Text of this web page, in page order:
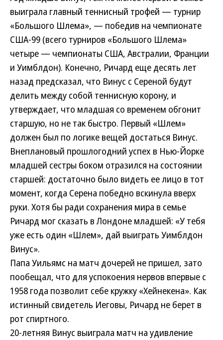
выиграла главный теннисный трофей — турнир
«Большого Шлема», — победив на чемпионате
США-99 (всего турниров «Большого Шлема»
четыре — чемпионаты США, Австралии, Франции
и Уимблдон). Конечно, Ричард еще десять лет
назад предсказал, что Винус с Сереной будут
делить между собой теннисную корону, и
утверждает, что младшая со временем обгонит
старшую, но не так быстро. Первый «Шлем»
должен был по логике вещей достаться Винус.
Внеплановый прошлогодний успех в Нью-Йорке
младшей сестры боком отразился на состоянии
старшей: достаточно было видеть ее лицо в тот
момент, когда Серена победно вскинула вверх
руки. Хотя бы ради сохранения мира в семье
Ричард мог сказать в Лондоне младшей: «У тебя
уже есть один «Шлем», дай выиграть Уимблдон
Винус».
Папа Уильямс на матч дочерей не пришел, зато
пообещал, что для успокоения нервов впервые с
1958 года позволит себе кружку «Хейнекена». Как
истинный свидетель Иеговы, Ричард не берет в
рот спиртного.
20-летняя Винус выиграла матч на удивление